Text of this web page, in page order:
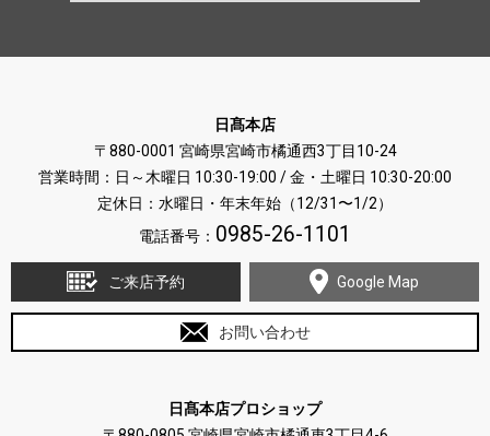
日髙本店
〒880-0001 宮崎県宮崎市橘通西3丁目10-24
営業時間：日～木曜日 10:30-19:00 / 金・土曜日 10:30-20:00
定休日：水曜日・年末年始（12/31〜1/2）
電話番号： 0985-26-1101
ご来店予約 Google Map
お問い合わせ
日髙本店プロショップ